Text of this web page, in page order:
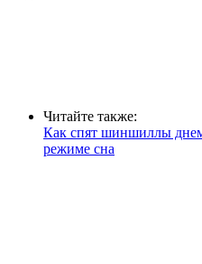
Читайте также:
Как спят шиншиллы
режиме сна